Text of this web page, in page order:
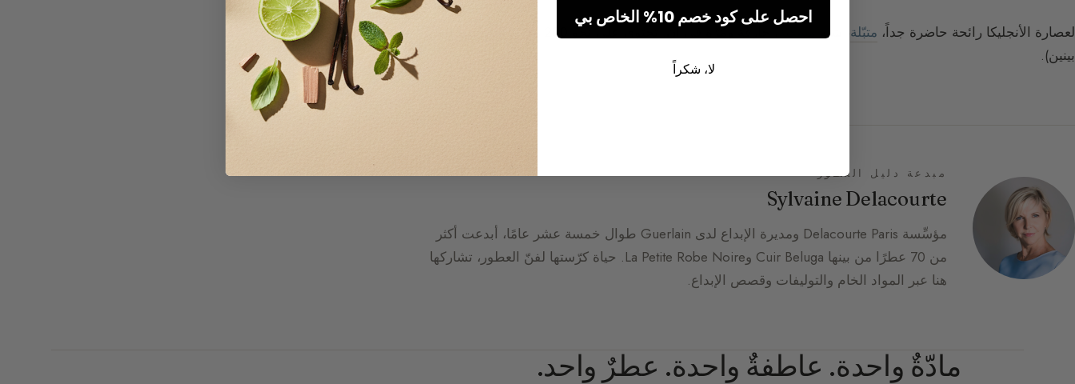
لعصارة الأنجليكا رائحة حاضرة جداً، متبّلة ، شبه
بينين).
مبدعة دليل العطور
Sylvaine Delacourte
مؤسِّسة Delacourte Paris ومديرة الإبداع لدى Guerlain طوال خمسة عشر عامًا، أبدعت أكثر
من 70 عطرًا من بينها Cuir Beluga وLa Petite Robe Noire. حياة كرّستها لفنّ العطور، تشاركها
هنا عبر المواد الخام والتوليفات وقصص الإبداع.
مادّةٌ واحدة. عاطفةٌ واحدة. عطرٌ واحد.
احصل على كود خصم 10% الخاص بي
لا، شكراً